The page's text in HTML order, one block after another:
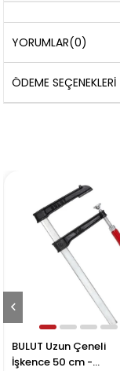
YORUMLAR(0)
ÖDEME SEÇENEKLERI
BULUT Uzun Çeneli
İşkence 50 cm -